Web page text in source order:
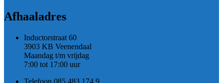
Afhaaladres
Inductorstraat 60
3903 KB Veenendaal
Maandag t/m vrijdag
7:00 tot 17:00 uur
Telefoon 085 483 174 9